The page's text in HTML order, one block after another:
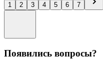
1 2 3 4 5 6 7
Появились вопросы?